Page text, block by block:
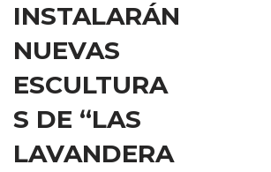
INSTALARÁN
NUEVAS
ESCULTURA
S DE “LAS
LAVANDERA